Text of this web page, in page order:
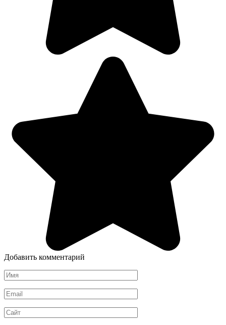
Добавить комментарий
Имя
*
Email
*
Сайт